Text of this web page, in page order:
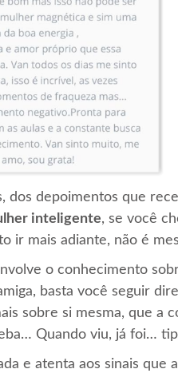
dos depoimentos que
inteligente, se você
ir mais adiante, não é
o conhecimento
basta você seguir
sobre si mesma, que a
Quando viu, já foi…
e atenta aos sinais que